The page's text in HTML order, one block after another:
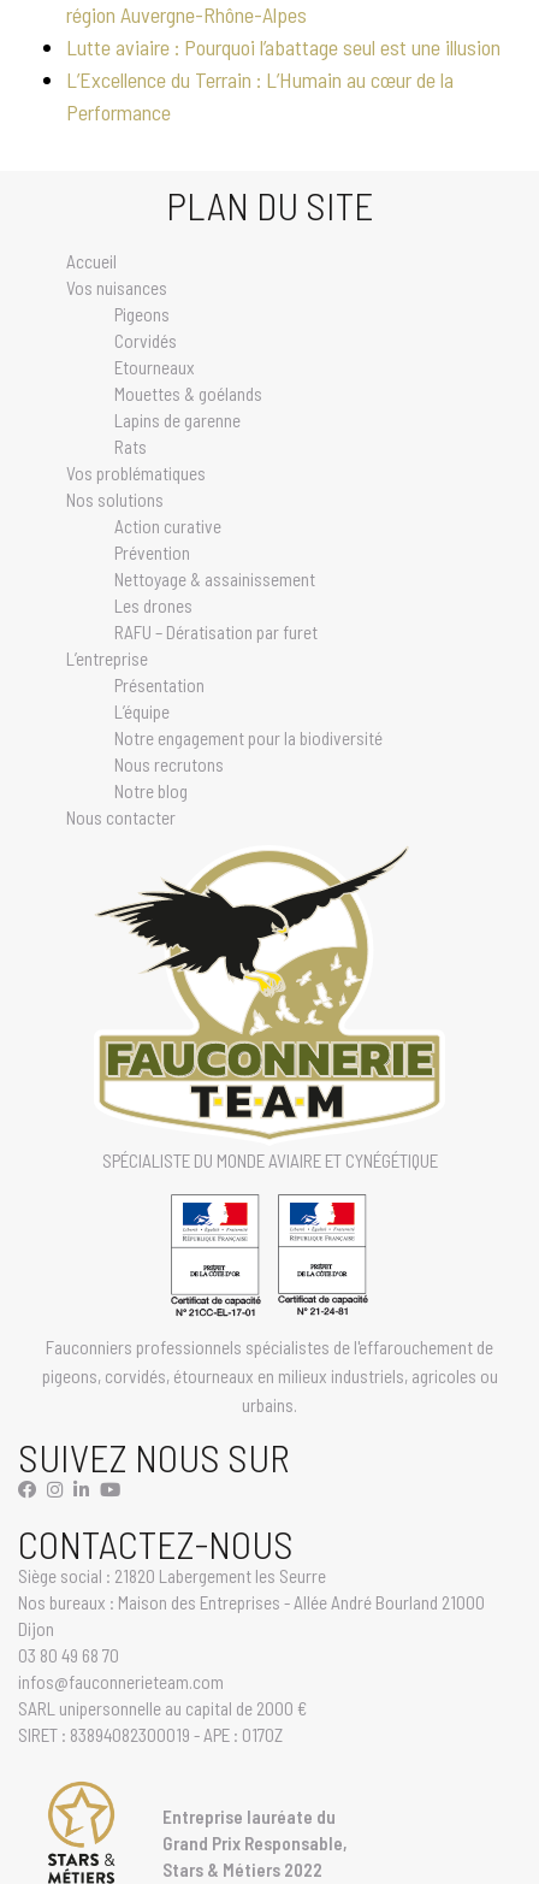
région Auvergne-Rhône-Alpes
Lutte aviaire : Pourquoi l’abattage seul est une illusion
L’Excellence du Terrain : L’Humain au cœur de la
Performance
PLAN DU SITE
Accueil
Vos nuisances
Pigeons
Corvidés
Etourneaux
Mouettes & goélands
Lapins de garenne
Rats
Vos problématiques
Nos solutions
Action curative
Prévention
Nettoyage & assainissement
Les drones
RAFU – Dératisation par furet
L’entreprise
Présentation
L’équipe
Notre engagement pour la biodiversité
Nous recrutons
Notre blog
Nous contacter
SPÉCIALISTE DU MONDE AVIAIRE ET CYNÉGÉTIQUE
Fauconniers professionnels spécialistes de l'effarouchement de
pigeons, corvidés, étourneaux en milieux industriels, agricoles ou
urbains.
SUIVEZ NOUS SUR
CONTACTEZ-NOUS
Siège social : 21820 Labergement les Seurre
Nos bureaux : Maison des Entreprises - Allée André Bourland 21000
Dijon
03 80 49 68 70
infos@fauconnerieteam.com
SARL unipersonnelle au capital de 2000 €
SIRET : 83894082300019 - APE : 0170Z
Entreprise lauréate du
Grand Prix Responsable,
Stars & Métiers 2022